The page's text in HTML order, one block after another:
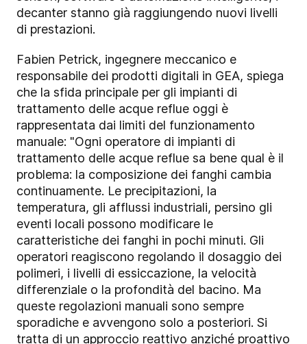
decanter stanno già raggiungendo nuovi livelli
di prestazioni.
Fabien Petrick, ingegnere meccanico e
responsabile dei prodotti digitali in GEA, spiega
che la sfida principale per gli impianti di
trattamento delle acque reflue oggi è
rappresentata dai limiti del funzionamento
manuale: "Ogni operatore di impianti di
trattamento delle acque reflue sa bene qual è il
problema: la composizione dei fanghi cambia
continuamente. Le precipitazioni, la
temperatura, gli afflussi industriali, persino gli
eventi locali possono modificare le
caratteristiche dei fanghi in pochi minuti. Gli
operatori reagiscono regolando il dosaggio dei
polimeri, i livelli di essiccazione, la velocità
differenziale o la profondità del bacino. Ma
queste regolazioni manuali sono sempre
sporadiche e avvengono solo a posteriori. Si
tratta di un approccio reattivo anziché proattivo